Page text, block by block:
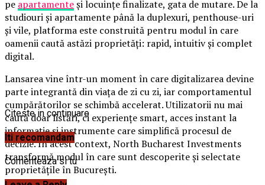
pe apartamenteși locuințe finalizate, gata de mutare. De la
studiouri și apartamente până la duplexuri, penthouse-uri
și vile, platforma este construită pentru modul în care
oamenii caută astăzi proprietăți: rapid, intuitiv și complet
digital.
Lansarea vine într-un moment în care digitalizarea devine
parte integrantă din viața de zi cu zi, iar comportamentul
cumpărătorilor se schimbă accelerat. Utilizatorii nu mai
caută doar listări, ci experiențe smart, acces instant la
informație și instrumente care simplifică procesul de
decizie. În acest context, North Bucharest Investments
transformă modul în care sunt descoperite și selectate
proprietățile în București.
Citeste in continuare
Iti recomandam
Comenteaza si tu